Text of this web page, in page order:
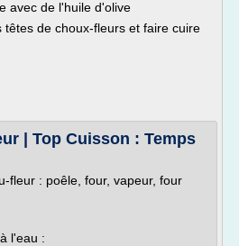
avec de l'huile d'olive
têtes de choux-fleurs et faire cuire
| Top Cuisson : Temps
fleur : poêle, four, vapeur, four
l'eau :